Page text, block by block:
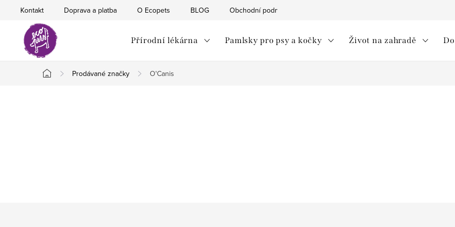
Kontakt Doprava a platba O Ecopets BLOG Obchodní podmínky
Přírodní lékárna Pamlsky pro psy a kočky Život na zahradě
Domů
Prodávané značky O'Canis